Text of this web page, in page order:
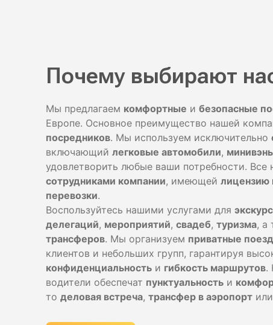
Почему выбирают
Мы предлагаем комфортные и безопасные
Европе. Основное преимущество нашей
посредников. Мы используем исключительно
включающий легковые автомобили,
удовлетворить любые ваши потребности. Все
сотрудниками компании, имеющей лицензию
перевозки.
Воспользуйтесь нашими услугами для
делегаций, мероприятий, свадеб, туризма, а
трансферов. Мы организуем приватные
клиентов и небольших групп, гарантируя
конфиденциальность и гибкость маршрутов.
водители обеспечат пунктуальность и
то деловая встреча, трансфер в аэропорт или